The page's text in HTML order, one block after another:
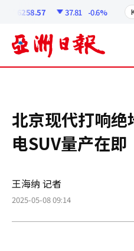
6258.57 37.81 -0.6%
北京现代打响
电SUV量产在即
王海纳 记者
2025-05-08 09:14